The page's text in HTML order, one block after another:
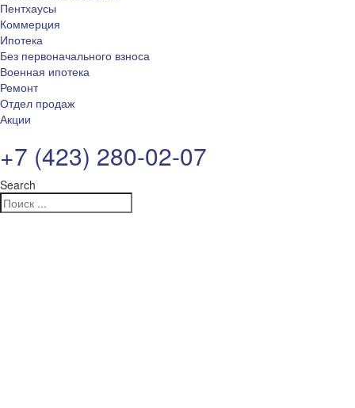
Пентхаусы
Коммерция
Ипотека
Без первоначального взноса
Военная ипотека
Ремонт
Отдел продаж
Акции
+7 (423) 280-02-07
Search